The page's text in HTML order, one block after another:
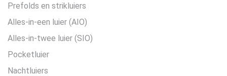
Prefolds en strikluiers
Alles-in-een luier (AIO)
Alles-in-twee luier (SIO)
Pocketluier
Nachtluiers